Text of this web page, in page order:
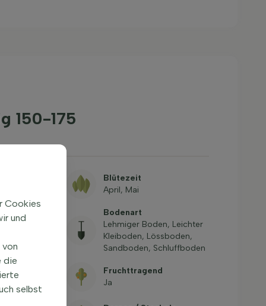
150-175
Blütezeit
April, Mai
kleine
Straßen
Bodenart
Lehmiger Boden, Leichter
Kleiboden, Lössboden,
Sandboden, Schluffboden
USDA
Fruchttragend
Ja
Cookies
und
von
die
selbst